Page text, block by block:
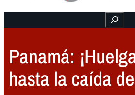
Buscar
Panamá:
hasta la caída